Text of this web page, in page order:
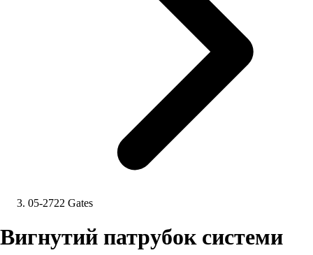
05-2722 Gates
Вигнутий патрубок системи